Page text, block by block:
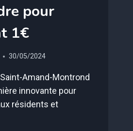
pour
1€
30/05/2024
Amand-Montrond
innovante pour
résidents et